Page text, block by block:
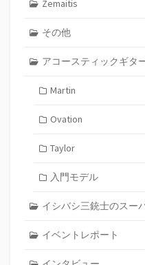
Zemaitis
その他
アコースティックギタ
Martin
Ovation
Taylor
入門モデル
イシバシ三銃士のスー
イベントレポート